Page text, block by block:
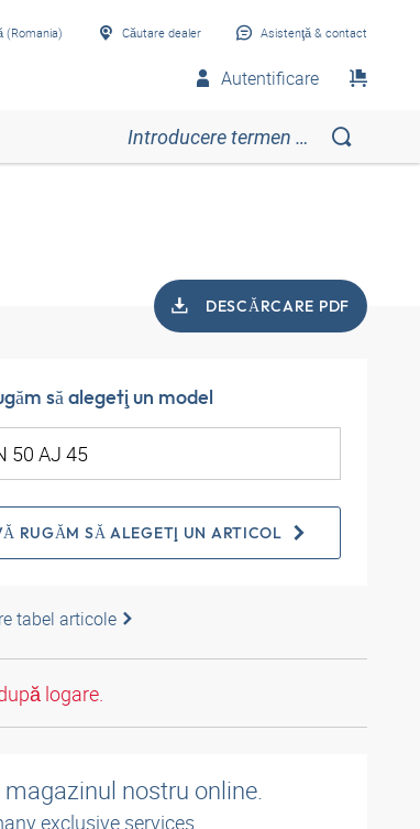
(Romania) Căutare dealer Asistenţă & contact
Autentificare
DESCĂRCARE PDF
să alegeţi un model
RUGĂM SĂ ALEGEŢI UN ARTICOL
tabel articole
logare.
nostru online.
exclusive services.